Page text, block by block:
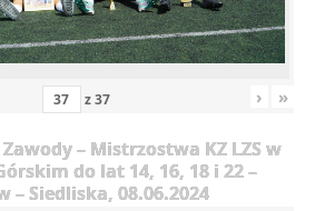
z37 › »
– Mistrzostwa KZ LZS w
do lat 14, 16, 18 i 22 –
– Siedliska, 08.06.2024